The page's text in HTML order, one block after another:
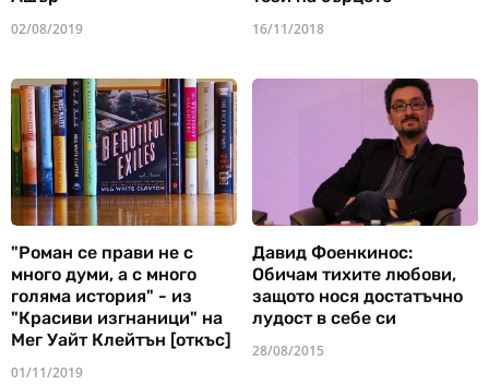
02/08/2019 16/11/2018
"Роман се прави не с
много думи, а с много
голяма история" - из
"Красиви изгнаници" на
Мег Уайт Клейтън [откъс]
01/11/2019
Давид Фоенкинос:
Обичам тихите любови,
защото нося достатъчно
лудост в себе си
28/08/2015